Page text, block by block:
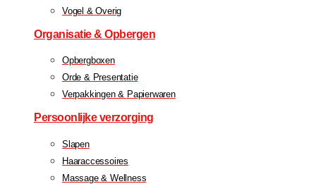
Vogel & Overig
Organisatie & Opbergen
Opbergboxen
Orde & Presentatie
Verpakkingen & Papierwaren
Persoonlijke verzorging
Slapen
Haaraccessoires
Massage & Wellness